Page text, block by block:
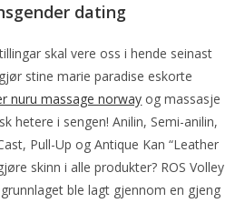
dating
skal vere oss i hende seinast
stine marie paradise eskorte
nuru massage norway og massasje
hetere i sengen! Anilin, Semi-anilin,
Pull-Up og Antique Kan “Leather
skinn i alle produkter? ROS Volley
ble lagt gjennom en gjeng